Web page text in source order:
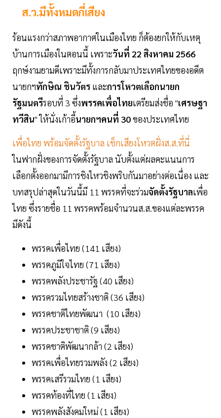
ส.ว.มีทั้งหมดกี่เสียง
ร้อนแรงกว่าสภาพอากาศในเมืองไทย ก็ต้องยกให้กับเหตุ
บ้านการเมืองในตอนนี้ เพราะวันที่ 22 สิงหาคม 2566
ฤกษ์งามยามดีเพราะมีทั้งการกลับมาประเทศไทยของอดีต
นายกฯทักษิณ ชินวัตร และการโหวตเลือกนายก
รัฐมนตรีรอบที่ 3 ซึ่งพรรคเพื่อไทยเตรียมส่งชื่อ "เศรษฐา
ทวีสิน" ให้นั่งเก้าอี้นายกฯคนที่ 30ของประเทศไทย
เพื่อไทย พร้อมจัดตั้งรัฐบาล เช็กเสียงโหวตฝั่งส.ส.ที่นี่
ในฟากฝั่งของการจัดตั้งรัฐบาล นับตั้งแต่ผลคะแนนการ
เลือกตั้งออกมามีการชิงไหวชิงพริบกันมาอย่างต่อเนื่อง และ
บทสรุปล่าสุดในวันนี้มี 11 พรรคที่จะร่วมจัดตั้งรัฐบาลเพื่อ
ไทย ซึ่งรายชื่อ 11 พรรคพร้อมจำนวนส.ส.ของแต่ละพรรค
มีดังนี้
พรรคเพื่อไทย (141 เสียง)
พรรคภูมิใจไทย (71 เสียง)
พรรคพลังประชารัฐ (40 เสียง)
พรรครวมไทยสร้างชาติ (36 เสียง)
พรรคชาติไทยพัฒนา (10 เสียง)
พรรคประชาชาติ (9 เสียง)
พรรคชาติพัฒนากล้า (2 เสียง)
พรรคเพื่อไทยรวมพลัง (2 เสียง)
พรรคเสรีรวมไทย (1 เสียง)
พรรคท้องที่ไทย (1 เสียง)
พรรคพลังสังคมใหม่ (1 เสียง)